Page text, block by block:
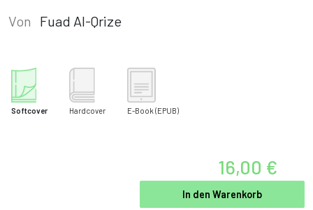
Von Fuad Al-Qrize
Softcover Hardcover E-Book (EPUB)
16,00 €
In den Warenkorb